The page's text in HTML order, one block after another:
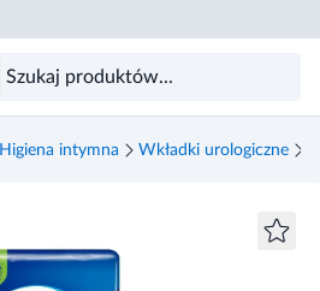
Higiena intymna Wkładki urologiczne